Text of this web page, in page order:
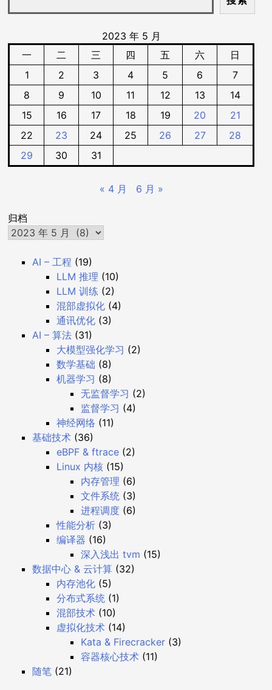
2023 年 5 月
一
二 三 四 五 六
日
1
2 3 4 5 6
7
8
9 10 11 12 13
14
15
16 17 18 19 20
21
22
23 24 25 26 27
28
29
30 31
« 4 月 6 月 »
归档
AI – 工程 (19)
LLM 推理 (10)
LLM 训练 (2)
混部虚拟化 (4)
通讯优化 (3)
AI – 算法 (31)
大模型强化学习 (2)
数学基础 (8)
机器学习 (8)
无监督学习 (2)
监督学习 (4)
神经网络 (11)
基础技术 (36)
eBPF & ftrace (2)
Linux 内核 (15)
内存管理 (6)
文件系统 (3)
进程调度 (6)
性能分析 (3)
编译器 (16)
深入浅出 tvm (15)
数据中心 & 云计算 (32)
内存池化 (5)
分布式系统 (1)
混部技术 (10)
虚拟化技术 (14)
Kata & Firecracker (3)
容器核心技术 (11)
随笔 (21)